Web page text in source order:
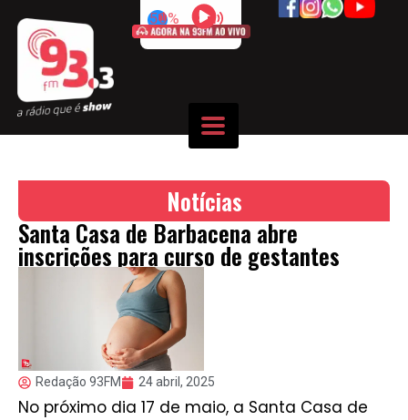
50%
Notícias
Santa Casa de Barbacena abre
inscrições para curso de gestantes
Redação 93FM 24 abril, 2025
No próximo dia 17 de maio, a Santa Casa de